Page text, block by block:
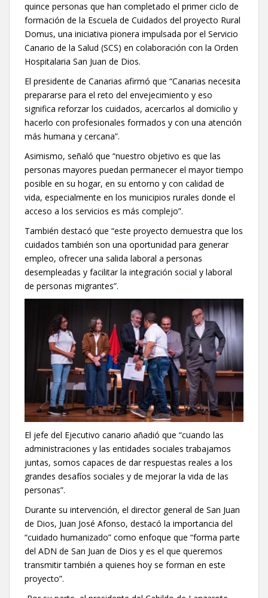
quince personas que han completado el primer ciclo de
formación de la Escuela de Cuidados del proyecto Rural
Domus, una iniciativa pionera impulsada por el Servicio
Canario de la Salud (SCS) en colaboración con la Orden
Hospitalaria San Juan de Dios.
El presidente de Canarias afirmó que “Canarias necesita
prepararse para el reto del envejecimiento y eso
significa reforzar los cuidados, acercarlos al domicilio y
hacerlo con profesionales formados y con una atención
más humana y cercana”.
Asimismo, señaló que “nuestro objetivo es que las
personas mayores puedan permanecer el mayor tiempo
posible en su hogar, en su entorno y con calidad de
vida, especialmente en los municipios rurales donde el
acceso a los servicios es más complejo”.
También destacó que “este proyecto demuestra que los
cuidados también son una oportunidad para generar
empleo, ofrecer una salida laboral a personas
desempleadas y facilitar la integración social y laboral
de personas migrantes”.
El jefe del Ejecutivo canario añadió que “cuando las
administraciones y las entidades sociales trabajamos
juntas, somos capaces de dar respuestas reales a los
grandes desafíos sociales y de mejorar la vida de las
personas”.
Durante su intervención, el director general de San Juan
de Dios, Juan José Afonso, destacó la importancia del
“cuidado humanizado” como enfoque que “forma parte
del ADN de San Juan de Dios y es el que queremos
transmitir también a quienes hoy se forman en este
proyecto”.